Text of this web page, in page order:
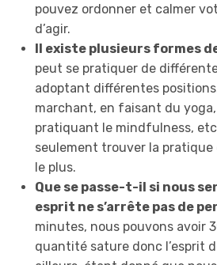
pouvez ordonner et calmer
d’agir.
Il existe plusieurs formes
peut se pratiquer de
adoptant différentes
marchant, en faisant du
pratiquant le mindfulness,
seulement trouver la pratique
le plus.
Que se passe-t-il si nous
esprit ne s’arrête pas de
minutes, nous pouvons avoir
quantité sature donc l’esprit